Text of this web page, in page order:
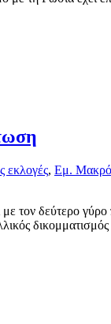
εκλογές, Εμ.
τον δεύτερο
δικομματισμός